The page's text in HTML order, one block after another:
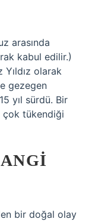
arasında
kabul edilir.)
olarak
gezegen
yıl sürdü. Bir
çok tükendiği
bir doğal olay